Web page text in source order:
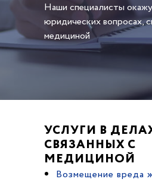
Наши специалисты
юридических вопросах,
медициной
УСЛУГИ В
СВЯЗАННЫХ С
МЕДИЦИНОЙ
Возмещение вреда